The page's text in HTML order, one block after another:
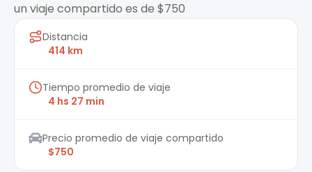
un viaje compartido es de $750
Distancia
414 km
Tiempo promedio de viaje
4 hs 27 min
Precio promedio de viaje compartido
$750